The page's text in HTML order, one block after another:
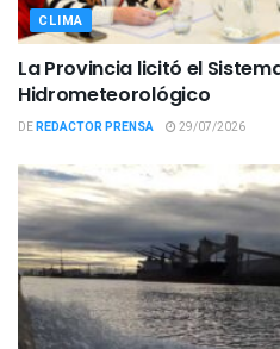
CLIMA
La Provincia licitó el
Hidrometeorológico
DEREDACTOR PRENSA 29/07/2026